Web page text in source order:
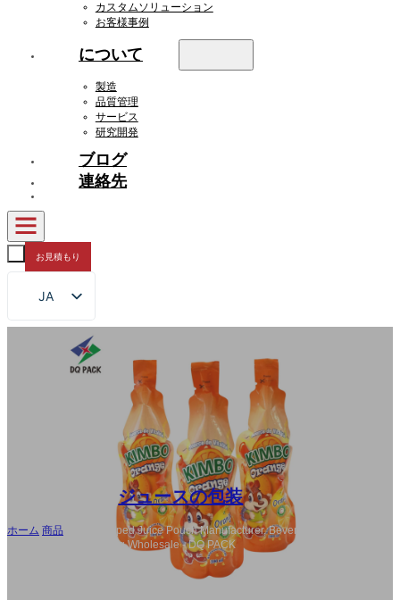
カスタムソリューション
お客様事例
について
製造
品質管理
サービス
研究開発
ブログ
連絡先
お見積もり
JA
EN
ジュースの包装
ホーム 商品
Bottle Shaped Juice Pouch Manufacturer, Beverage
Injection Bag Packaging Wholesale - DQ PACK